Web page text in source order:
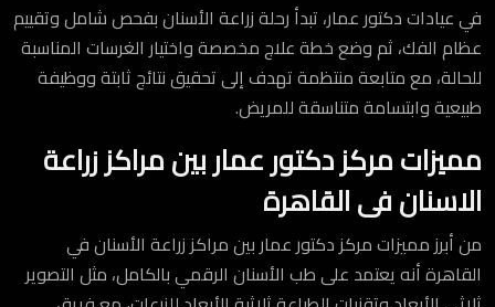
في عيادات دكتور عمار، تبدأ رحلة زراعة الأسنان بفحص شامل وتقييم
عظام الفك، ثم وضع خطة علاج مخصصة واختيار الغرسات المناسبة
للحالة، مع متابعة منتظمة تهدف إلى تحقيق نتائج ثابتة ووظيفة
طبيعية وابتسامة متناسقة للمريض.
مميزات مركز دكتور عمار بين مراكز زراعة
الاسنان فى القاهرة
من أبرز مميزات مركز دكتور عمار بين مراكز زراعة الأسنان في
القاهرة أنه يعتمد على طب الأسنان الرقمي بالكامل، مثل التصوير